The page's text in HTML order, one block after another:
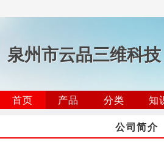
泉州市云品三维科技
首页 产品 分类 知
公司简介